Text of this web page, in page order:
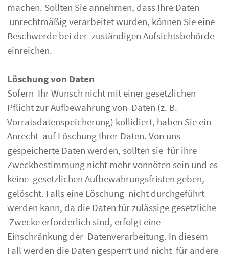
machen. Sollten Sie annehmen, dass Ihre Daten
unrechtmäßig verarbeitet wurden, können Sie eine
Beschwerde bei der zuständigen Aufsichtsbehörde
einreichen.
Löschung von Daten
Sofern Ihr Wunsch nicht mit einer gesetzlichen
Pflicht zur Aufbewahrung von Daten (z. B.
Vorratsdatenspeicherung) kollidiert, haben Sie ein
Anrecht auf Löschung Ihrer Daten. Von uns
gespeicherte Daten werden, sollten sie für ihre
Zweckbestimmung nicht mehr vonnöten sein und es
keine gesetzlichen Aufbewahrungsfristen geben,
gelöscht. Falls eine Löschung nicht durchgeführt
werden kann, da die Daten für zulässige gesetzliche
Zwecke erforderlich sind, erfolgt eine
Einschränkung der Datenverarbeitung. In diesem
Fall werden die Daten gesperrt und nicht für andere